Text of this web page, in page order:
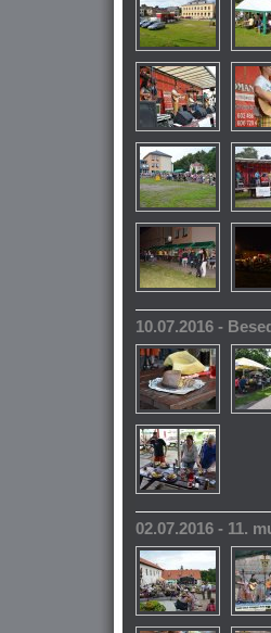
10.07.2016 -
02.07.2016 - 11.